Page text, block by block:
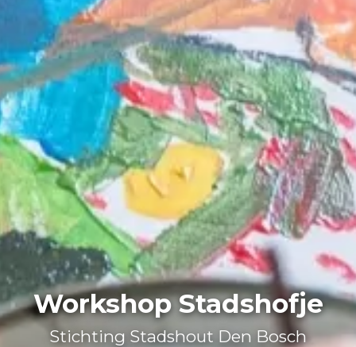
Workshop Stadshofje
Stichting Stadshout Den Bosch